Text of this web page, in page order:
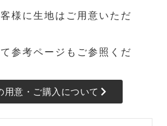
様に生地はご用意いただ
参考ページ もご参照くだ
用意・ご購入について